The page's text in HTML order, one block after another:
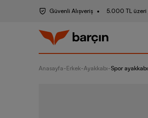
Güvenli Alışveriş 5.000 TL üzeri
Anasayfa-Erkek-Ayakkabı-Spor ayakkabı